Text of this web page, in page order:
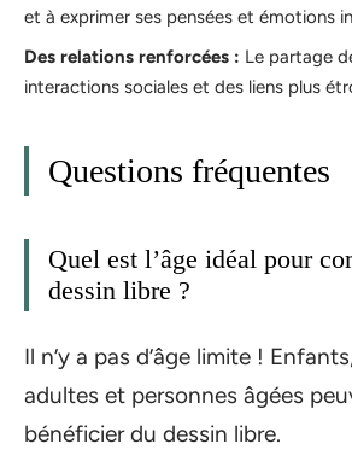
et à exprimer ses pensées et émotions
Des relations renforcées : Le partage
interactions sociales et des liens plus
Questions fréquentes
Quel est l’âge idéal pour
dessin libre ?
Il n’y a pas d’âge limite !
adultes et personnes âgées
bénéficier du dessin libre.